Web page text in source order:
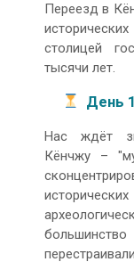
Переезд в
столицей
тысячи лет.
День
Нас ждёт
Кёнчжу –